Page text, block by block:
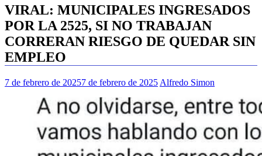
VIRAL: MUNICIPALES INGRESADOS
POR LA 2525, SI NO TRABAJAN
CORRERAN RIESGO DE QUEDAR SIN
EMPLEO
7 de febrero de 20257 de febrero de 2025 Alfredo Simon